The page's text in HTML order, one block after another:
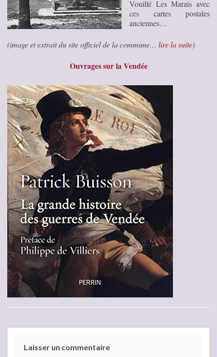
Vouillé Les Marais avec
ces cartes postales
anciennes…
(image et extrait du site officiel de la commune… lire la suite)
Ouvrages sur la Vendée
Laisser un commentaire